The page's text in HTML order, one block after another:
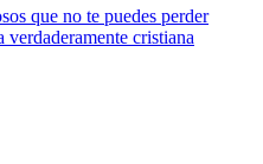
que no te puedes perder
verdaderamente cristiana